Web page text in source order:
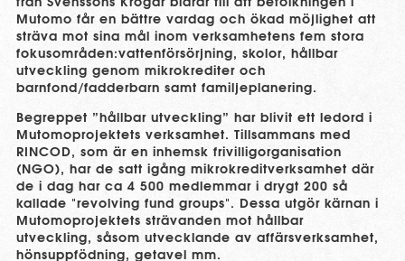
Mutomo får en bättre vardag och ökad möjlighet att
sträva mot sina mål inom verksamhetens fem stora
fokusområden:vattenförsörjning, skolor, hållbar
utveckling genom mikrokrediter och
barnfond/fadderbarn samt familjeplanering.
Begreppet ”hållbar utveckling” har blivit ett ledord i
Mutomoprojektets verksamhet. Tillsammans med
RINCOD, som är en inhemsk frivilligorganisation
(NGO), har de satt igång mikrokreditverksamhet där
de i dag har ca 4 500 medlemmar i drygt 200 så
kallade "revolving fund groups". Dessa utgör kärnan i
Mutomoprojektets strävanden mot hållbar
utveckling, såsom utvecklande av affärsverksamhet,
hönsuppfödning, getavel mm.